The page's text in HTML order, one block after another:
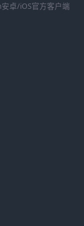
卓/iOS官方客户端